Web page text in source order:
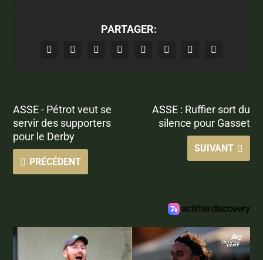
PARTAGER:
ASSE - Pétrot veut se
servir des supporters
pour le Derby
PRÉCÉDENT
ASSE : Ruffier sort du
silence pour Gasset
SUIVANT